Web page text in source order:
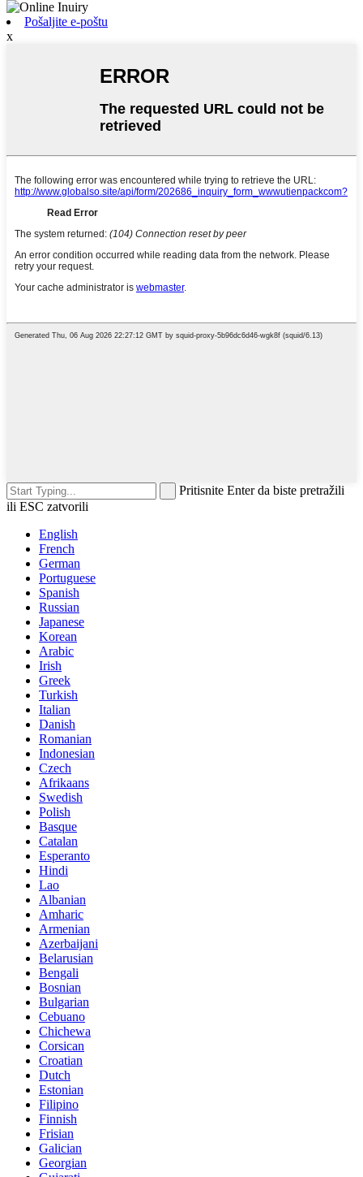
Pošaljite e-poštu
x
Pritisnite Enter da biste pretražili
ili ESC zatvorili
English
French
German
Portuguese
Spanish
Russian
Japanese
Korean
Arabic
Irish
Greek
Turkish
Italian
Danish
Romanian
Indonesian
Czech
Afrikaans
Swedish
Polish
Basque
Catalan
Esperanto
Hindi
Lao
Albanian
Amharic
Armenian
Azerbaijani
Belarusian
Bengali
Bosnian
Bulgarian
Cebuano
Chichewa
Corsican
Croatian
Dutch
Estonian
Filipino
Finnish
Frisian
Galician
Georgian